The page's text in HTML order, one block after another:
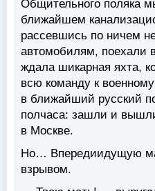
Общительного поляка
ближайшем
рассевшись по ничем
автомобилям, поехали
ждала шикарная яхта,
всю команду к
в ближайший русский
полчаса: зашли и
в Москве.
Но… Впередиидущую
взрывом.